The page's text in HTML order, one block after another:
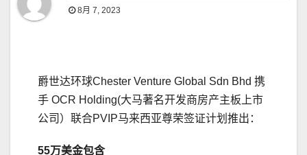
8月 7, 2023
爵世达环球Chester Venture Global Sdn Bhd 携
手 OCR Holding(大马著名开发商房产主板上市
公司）联合PVIP马来西亚尊荣签证计划推出：
55万美金包含